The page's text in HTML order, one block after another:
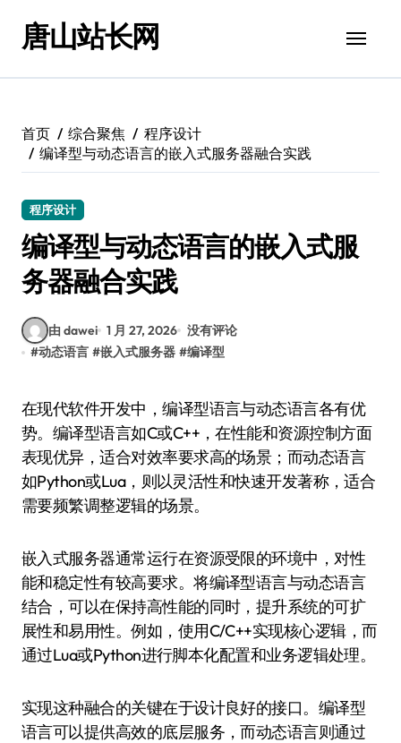
唐山站长网
首页 综合聚焦
程序设计
编译型与动态语言的嵌入式服务器融合实践
程序设计
编译型与动态语言的嵌入式服
务器融合实践
由 dawei 1 月 27, 2026 没有评论
#动态语言 #嵌入式服务器 #编译型
在现代软件开发中，编译型语言与动态语言各有优
势。编译型语言如C或C++，在性能和资源控制方面
表现优异，适合对效率要求高的场景；而动态语言
如Python或Lua，则以灵活性和快速开发著称，适合
需要频繁调整逻辑的场景。
嵌入式服务器通常运行在资源受限的环境中，对性
能和稳定性有较高要求。将编译型语言与动态语言
结合，可以在保持高性能的同时，提升系统的可扩
展性和易用性。例如，使用C/C++实现核心逻辑，而
通过Lua或Python进行脚本化配置和业务逻辑处理。
实现这种融合的关键在于设计良好的接口。编译型
语言可以提供高效的底层服务，而动态语言则通过